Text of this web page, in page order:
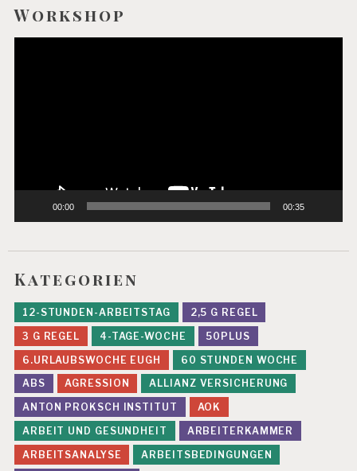
Workshop
00:00 00:35
Kategorien
12-STUNDEN-ARBEITSTAG
2,5 G REGEL
3 G REGEL
4-TAGE-WOCHE
50PLUS
6.URLAUBSWOCHE EUGH
60 STUNDEN WOCHE
ABS
AGRESSION
ALLIANZ VERSICHERUNG
ANTON PROKSCH INSTITUT
AOK
ARBEIT UND GESUNDHEIT
ARBEITERKAMMER
ARBEITSANALYSE
ARBEITSBEDINGUNGEN